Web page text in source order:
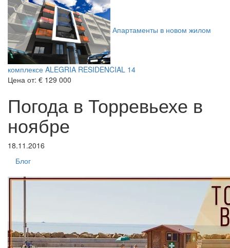
Апартаменты в новом жилом
комплексе ALEGRIA RESIDENCIAL 14
Цена от: € 129 000
Погода в Торревьехе в
ноябре
18.11.2016
Блог